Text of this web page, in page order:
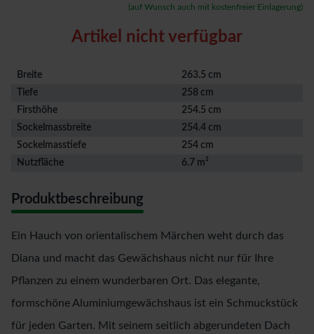
(auf Wunsch auch mit kostenfreier Einlagerung)
Artikel nicht verfügbar
Breite
263.5 cm
Tiefe
258 cm
Firsthöhe
254.5 cm
Sockelmassbreite
254.4 cm
Sockelmasstiefe
254 cm
Nutzfläche
6.7 m²
Produktbeschreibung
Ein Hauch von orientalischem Märchen weht durch das
Diana und macht das Gewächshaus nicht nur für Ihre
Pflanzen zu einem wunderbaren Ort. Das elegante,
formschöne Aluminiumgewächshaus ist ein Schmuckstück
für jeden Garten. Mit seinem seitlich abgerundeten Dach